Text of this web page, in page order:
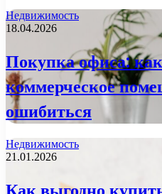
Недвижимость
18.04.2026
Покупка офиса:
коммерческое
ошибиться
Недвижимость
21.01.2026